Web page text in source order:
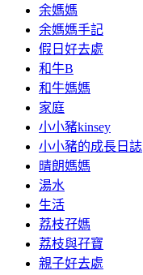
余媽媽
余媽媽手記
假日好去處
和牛B
和牛媽媽
家庭
小小豬kinsey
小小豬的成長日誌
晴朗媽媽
湯水
生活
荔枝孖媽
荔枝與孖寶
親子好去處